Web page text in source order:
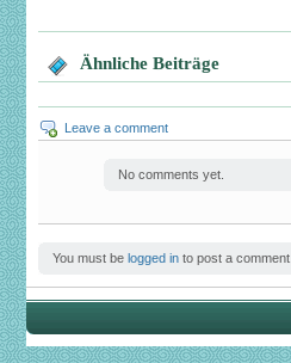
Ähnliche Beiträge
Leave a comment
No comments yet.
You must be logged in to post a comment.